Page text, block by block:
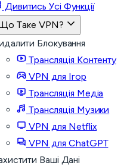
Дивитись Усі Функції
Таке VPN?
Блокування
Трансляція Контенту
VPN для Ігор
Трансляція Медіа
Трансляція Музики
VPN для Netflix
VPN для ChatGPT
Ваші Дані